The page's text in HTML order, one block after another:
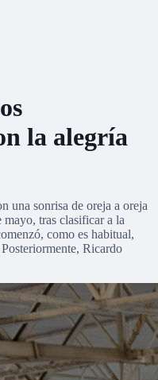
la alegría
una sonrisa de oreja a oreja
mayo, tras clasificar a la
como es habitual,
Ricardo